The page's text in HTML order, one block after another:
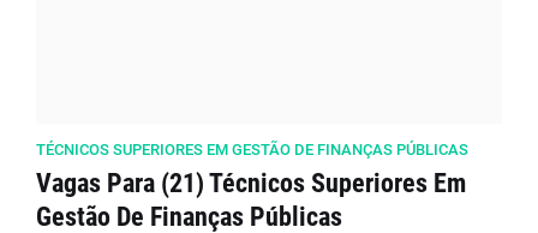
TÉCNICOS SUPERIORES EM GESTÃO DE FINANÇAS PÚBLICAS
Vagas Para (21) Técnicos Superiores Em
Gestão De Finanças Públicas